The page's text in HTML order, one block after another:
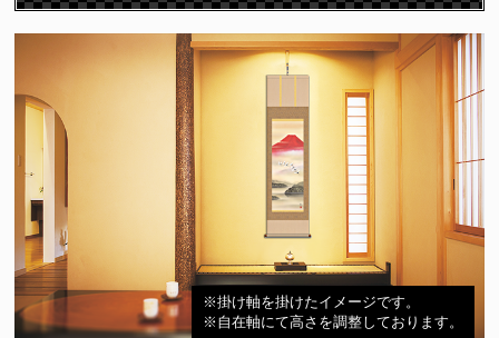
※掛け軸を掛けたイメージです。
※自在軸にて高さを調整しております。